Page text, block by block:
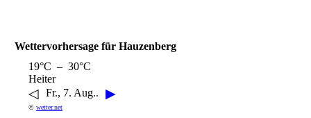
Wettervorhersage für Hauzenberg
19°C – 30°C
Heiter
◁ Fr., 7. Aug.. ▶
© wetter.net